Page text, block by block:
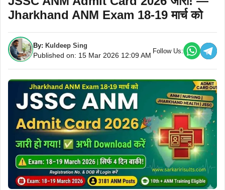
Jharkhand ANM Exam 18-19 मार्च को
By: Kuldeep Sing
Published on: 15 Mar 2026 12:09 AM
Follow Us: